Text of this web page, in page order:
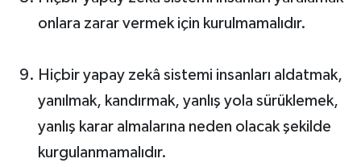
onlara zarar vermek için kurulmamalıdır.
Hiçbir yapay zekâ sistemi insanları aldatmak,
yanılmak, kandırmak, yanlış yola sürüklemek,
yanlış karar almalarına neden olacak şekilde
kurgulanmamalıdır.